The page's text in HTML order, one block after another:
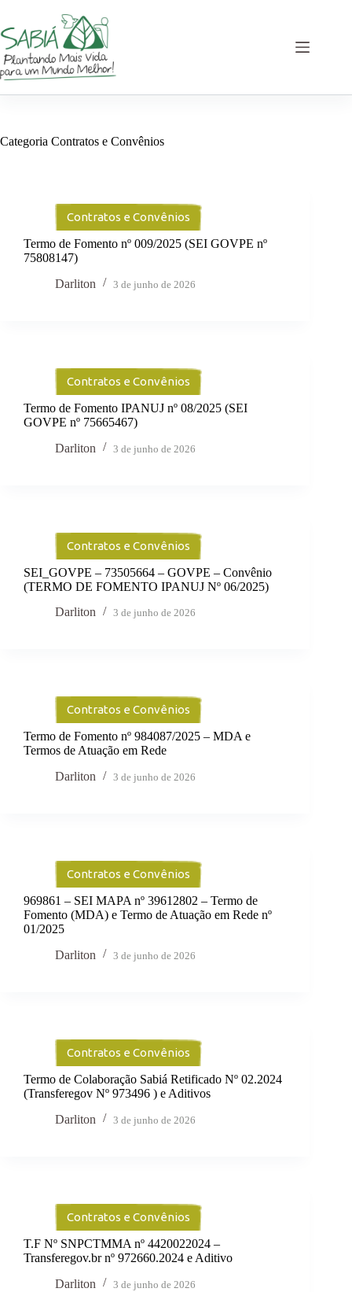
o
conteúdo
Categoria Contratos e Convênios
Contratos e Convênios
Termo de Fomento nº 009/2025 (SEI GOVPE nº
75808147)
Darliton
3 de junho de 2026
Contratos e Convênios
Termo de Fomento IPANUJ nº 08/2025 (SEI
GOVPE nº 75665467)
Darliton
3 de junho de 2026
Contratos e Convênios
SEI_GOVPE – 73505664 – GOVPE – Convênio
(TERMO DE FOMENTO IPANUJ Nº 06/2025)
Darliton
3 de junho de 2026
Contratos e Convênios
Termo de Fomento nº 984087/2025 – MDA e
Termos de Atuação em Rede
Darliton
3 de junho de 2026
Contratos e Convênios
969861 – SEI MAPA nº 39612802 – Termo de
Fomento (MDA) e Termo de Atuação em Rede nº
01/2025
Darliton
3 de junho de 2026
Contratos e Convênios
Termo de Colaboração Sabiá Retificado Nº 02.2024
(Transferegov Nº 973496 ) e Aditivos
Darliton
3 de junho de 2026
Contratos e Convênios
T.F Nº SNPCTMMA nº 4420022024 –
Transferegov.br nº 972660.2024 e Aditivo
Darliton
3 de junho de 2026